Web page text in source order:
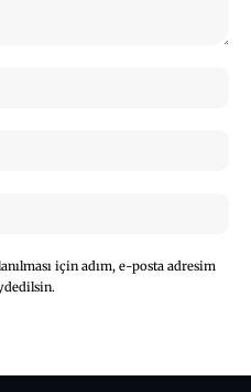
için adım, e-posta adresim